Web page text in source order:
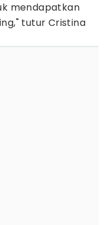
mendapatkan
tutur Cristina